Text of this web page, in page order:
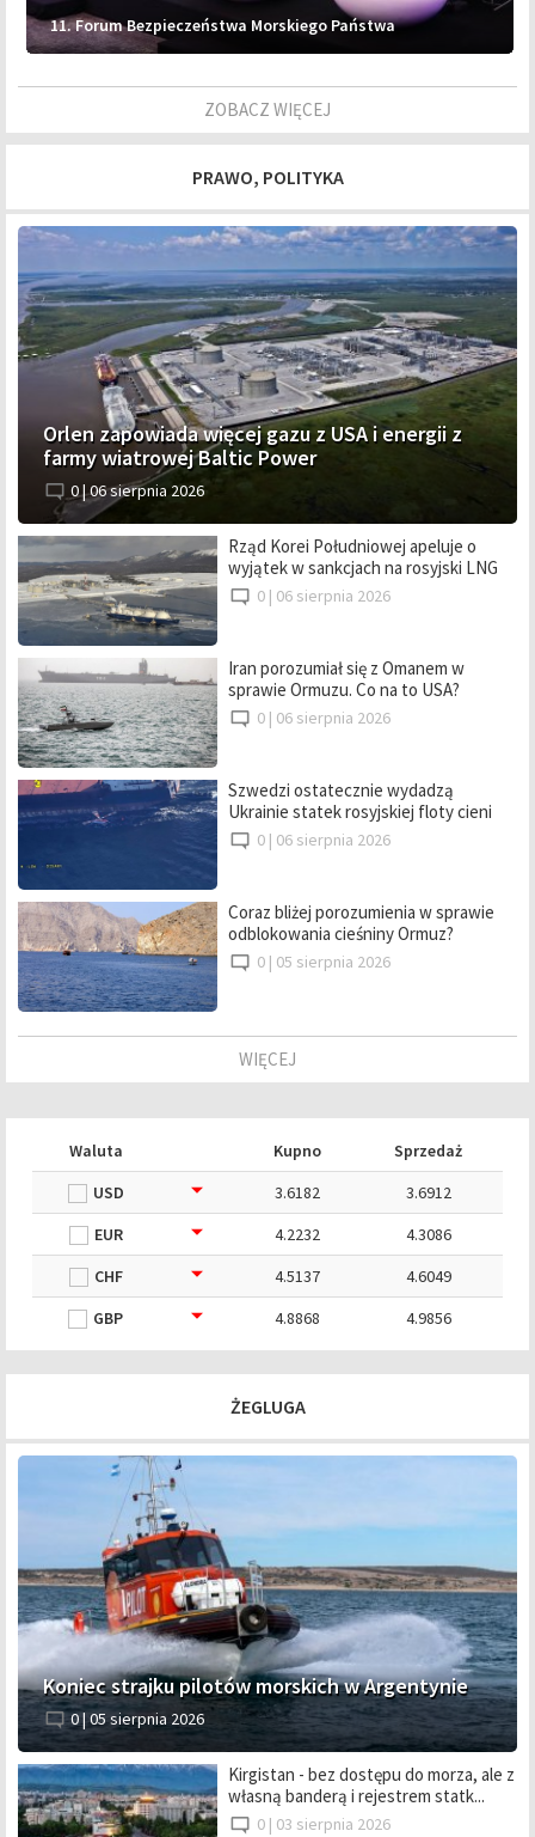
11. Forum Bezpieczeństwa Morskiego Państwa
ZOBACZ WIĘCEJ
PRAWO, POLITYKA
Orlen zapowiada więcej gazu z USA i energii z
farmy wiatrowej Baltic Power
0 |06 sierpnia 2026
Rząd Korei Południowej apeluje o
wyjątek w sankcjach na rosyjski LNG
0 | 06 sierpnia 2026
Iran porozumiał się z Omanem w
sprawie Ormuzu. Co na to USA?
0 | 06 sierpnia 2026
Szwedzi ostatecznie wydadzą
Ukrainie statek rosyjskiej floty cieni
0 | 06 sierpnia 2026
Coraz bliżej porozumienia w sprawie
odblokowania cieśniny Ormuz?
0 | 05 sierpnia 2026
WIĘCEJ
Waluta Kupno
Sprzedaż
USD
3.6182
3.6912
EUR
4.2232
4.3086
CHF
4.5137
4.6049
GBP
4.8868 4.9856
ŻEGLUGA
Koniec strajku pilotów morskich w Argentynie
0 |05 sierpnia 2026
Kirgistan - bez dostępu do morza, ale z
własną banderą i rejestrem statk...
0 | 03 sierpnia 2026